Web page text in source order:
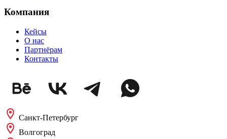
Компания
Кейсы
О нас
Партнёрам
Контакты
Санкт-Петербург
Волгоград